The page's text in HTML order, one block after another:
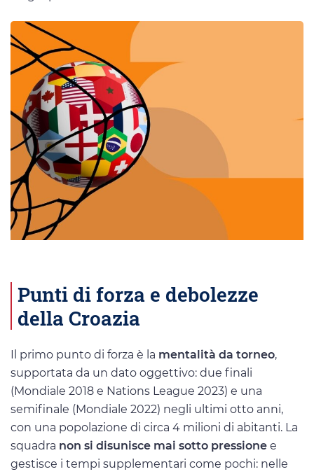
Punti di forza e debolezze
della Croazia
Il primo punto di forza è la mentalità da torneo,
supportata da un dato oggettivo: due finali
(Mondiale 2018 e Nations League 2023) e una
semifinale (Mondiale 2022) negli ultimi otto anni,
con una popolazione di circa 4 milioni di abitanti. La
squadra non si disunisce mai sotto pressione e
gestisce i tempi supplementari come pochi: nelle